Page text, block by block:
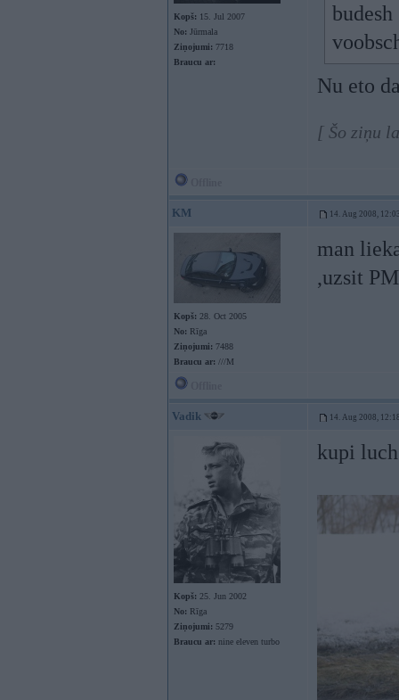
Kopš: 15. Jul 2007
No: Jūrmala
Ziņojumi: 7718
Braucu ar:
Nu eto
[ Šo ziņu
KM 14. Aug 2008,
Kopš: 28. Oct 2005
No: Rīga
Ziņojumi: 7488
Braucu ar: ///M
man
,uzsit
Vadik 14. Aug 2008,
Kopš: 25. Jun 2002
No: Rīga
Ziņojumi: 5279
Braucu ar: nine eleven turbo
kupi